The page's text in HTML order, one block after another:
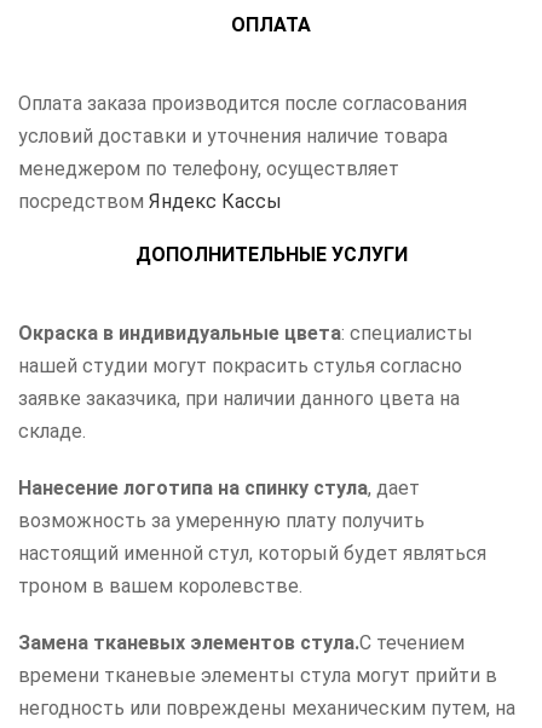
ОПЛАТА
Оплата заказа производится после согласования
условий доставки и уточнения наличие товара
менеджером по телефону, осуществляет
посредством Яндекс Кассы
ДОПОЛНИТЕЛЬНЫЕ УСЛУГИ
Окраска в индивидуальные цвета: специалисты
нашей студии могут покрасить стулья согласно
заявке заказчика, при наличии данного цвета на
складе.
Нанесение логотипа на спинку стула, дает
возможность за умеренную плату получить
настоящий именной стул, который будет являться
троном в вашем королевстве.
Замена тканевых элементов стула.С течением
времени тканевые элементы стула могут прийти в
негодность или повреждены механическим путем, на